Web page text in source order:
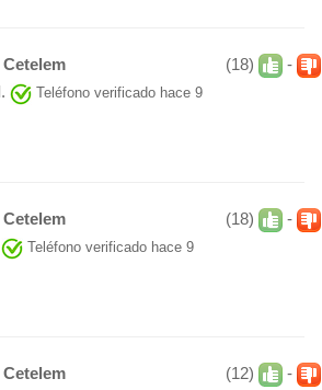
(18) -
Cetelem
.
Teléfono verificado hace 9
(18) -
Cetelem
Teléfono verificado hace 9
(12) -
Cetelem